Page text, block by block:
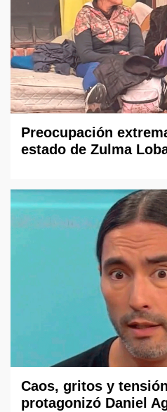
Preocupación
estado de Zulma
Caos, gritos y
protagonizó Daniel